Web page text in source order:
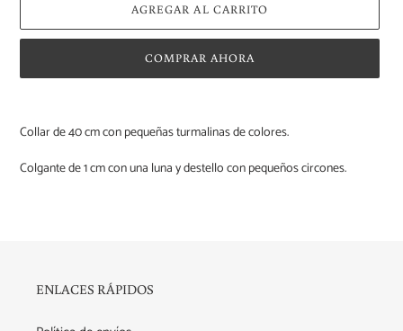
AGREGAR AL CARRITO
COMPRAR AHORA
el
producto
a
Collar de 40 cm con pequeñas turmalinas de colores.
Colgante de 1 cm con una luna y destello con pequeños circones.
ENLACES RÁPIDOS